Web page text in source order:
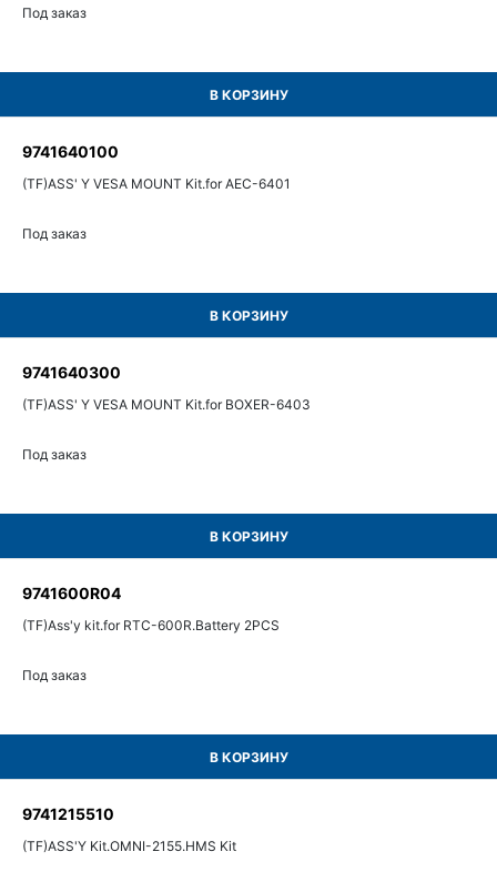
Под заказ
В КОРЗИНУ
9741640100
(TF)ASS' Y VESA MOUNT Kit.for AEC-6401
Под заказ
В КОРЗИНУ
9741640300
(TF)ASS' Y VESA MOUNT Kit.for BOXER-6403
Под заказ
В КОРЗИНУ
9741600R04
(TF)Ass'y kit.for RTC-600R.Battery 2PCS
Под заказ
В КОРЗИНУ
9741215510
(TF)ASS'Y Kit.OMNI-2155.HMS Kit